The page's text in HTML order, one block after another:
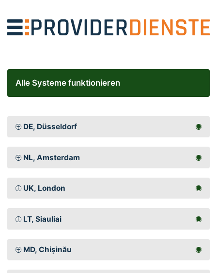
Alle Systeme funktionieren
DE, Düsseldorf
NL, Amsterdam
UK, London
LT, Siauliai
MD, Chișinău